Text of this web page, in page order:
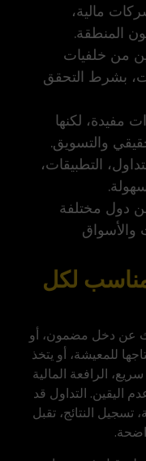
مالية،
المنطقة.
من خلفيات
بشرط التحقق
مفيدة، لكنها
والتسويق.
التطبيقات،
دول مختلفة
والأسواق
لكل
عن دخل مضمون، أو
للمعيشة، أو يتخذ
الرافعة المالية
اليقين. التداول قد
النتائج، تقبل